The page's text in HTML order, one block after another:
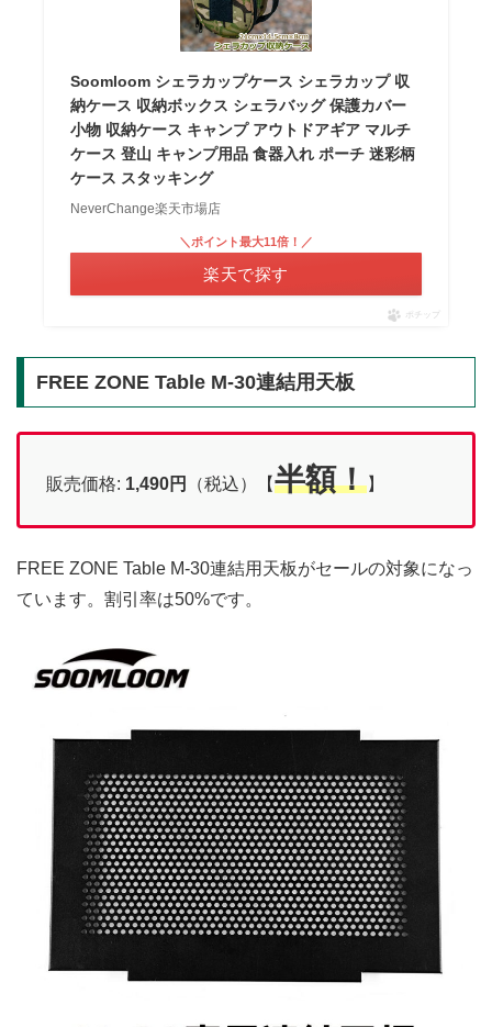
Soomloom シェラカップケース シェラカップ 収
納ケース 収納ボックス シェラバッグ 保護カバー
小物 収納ケース キャンプ アウトドアギア マルチ
ケース 登山 キャンプ用品 食器入れ ポーチ 迷彩柄
ケース スタッキング
NeverChange楽天市場店
＼ポイント最大11倍！／
楽天で探す
ポチップ
FREE ZONE Table M-30連結用天板
販売価格: 1,490円 （税込）【半額！】
FREE ZONE Table M-30連結用天板がセールの対象になっ
ています。割引率は50%です。